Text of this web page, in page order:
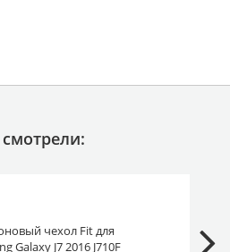
чехол Fit для
Galaxy J7 2016 J710F